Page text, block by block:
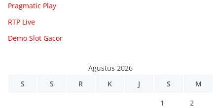
Pragmatic Play
RTP Live
Demo Slot Gacor
Agustus 2026
S
S R K J S M
1 2